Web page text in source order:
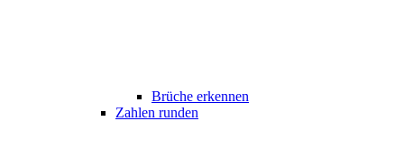
Brüche erkennen
Zahlen runden